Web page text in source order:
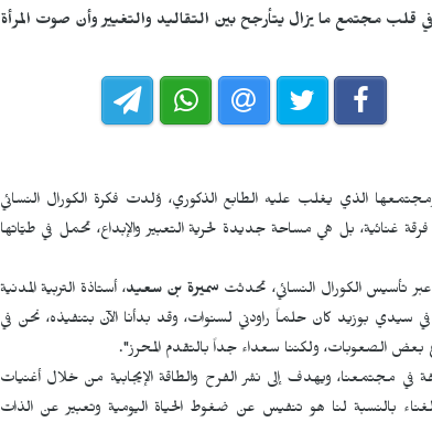
مجتمع ما يزال يتأرجح بين التقاليد والتغيير وأن صوت المرأة
الذي يغلب عليه الطابع الذكوري، وُلدت فكرة الكورال النسائي
غنائية، بل هي مساحة جديدة لحرية التعبير والإبداع، تحمل في طيّاتها
تأسيس الكورال النسائي، تحدثت سميرة بن سعيد، أستاذة التربية المدنية
سيدي بوزيد كان حلماً راودني لسنوات، وقد بدأنا الآن بتنفيذه، نحن في
بعض الصعوبات، ولكننا سعداء جداً بالتقدم المحرز".
مجتمعنا، ويهدف إلى نشر الفرح والطاقة الإيجابية من خلال أغنيات
الغناء بالنسبة لنا هو تنفيس عن ضغوط الحياة اليومية وتعبير عن الذات